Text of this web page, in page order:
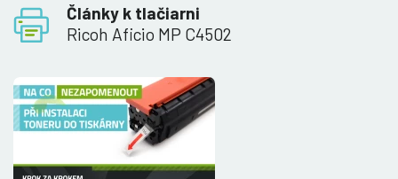
Články k tlačiarni
Ricoh Aficio MP C4502